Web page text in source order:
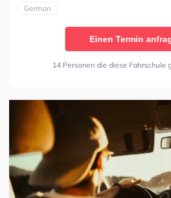
German
Einen Termin
14 Personen die diese Fahrschule